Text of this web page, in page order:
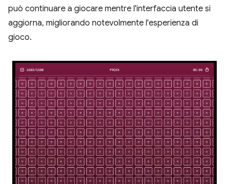
può continuare a giocare mentre l'interfaccia utente si
aggiorna, migliorando notevolmente l'esperienza di
gioco.